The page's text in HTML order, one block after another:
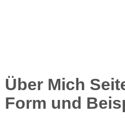
Über Mich
Form und